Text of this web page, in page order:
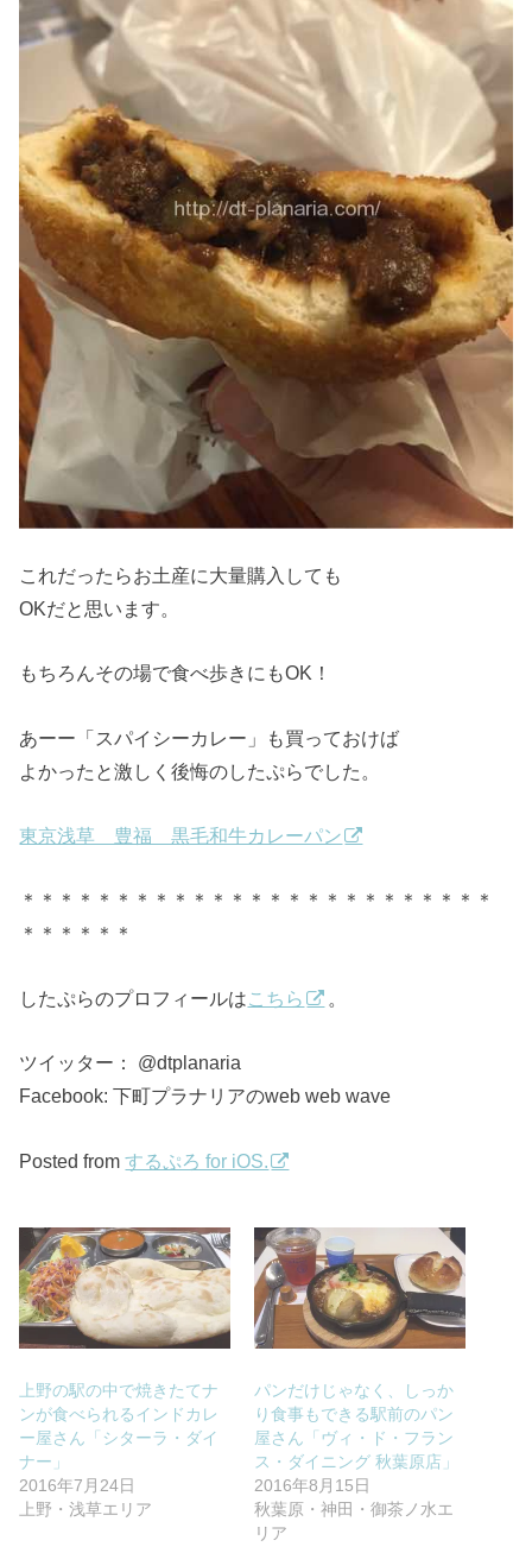
これだったらお土産に大量購入しても
OKだと思います。
もちろんその場で食べ歩きにもOK！
あーー「スパイシーカレー」も買っておけば
よかったと激しく後悔のしたぷらでした。
東京浅草 豊福 黒毛和牛カレーパン
＊＊＊＊＊＊＊＊＊＊＊＊＊＊＊＊＊＊＊＊＊＊＊＊＊
＊＊＊＊＊＊
したぷらのプロフィールはこちら 。
ツイッター： @dtplanaria
Facebook: 下町プラナリアのweb web wave
Posted fromするぷろ for iOS.
上野の駅の中で焼きたてナ
ンが食べられるインドカレ
ー屋さん「シターラ・ダイ
ナー」
2016年7月24日
上野・浅草エリア
パンだけじゃなく、しっか
り食事もできる駅前のパン
屋さん「ヴィ・ド・フラン
ス・ダイニング 秋葉原店」
2016年8月15日
秋葉原・神田・御茶ノ水エ
リア